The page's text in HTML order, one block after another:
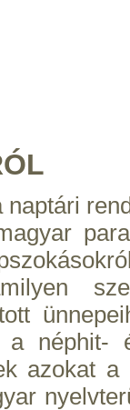
néphit-
azokat